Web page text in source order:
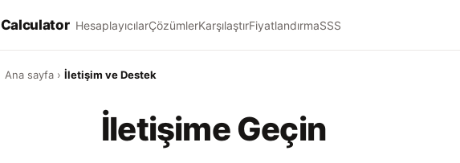
Calculator HesaplayıcılarÇözümlerKarşılaştırFiyatlandırmaSSS
Ana sayfa › İletişim ve Destek
İletişime Geçin